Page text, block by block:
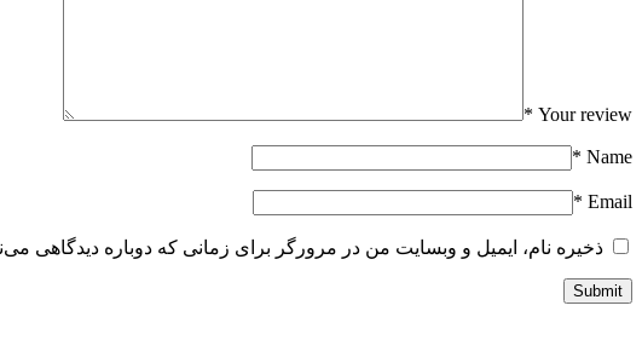
Your review
*
Name
*
Email
*
ذخیره نام، ایمیل و وبسایت من در مرورگر برای زمانی که دوباره دیدگاهی